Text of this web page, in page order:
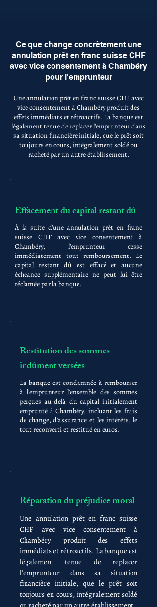
Ce que change concrètement une
annulation prêt en franc suisse CHF
avec vice consentement à Chambéry
pour l'emprunteur
Une annulation prêt en franc suisse CHF avec
vice consentement à Chambéry produit des
effets immédiats et rétroactifs. La banque est
légalement tenue de replacer l'emprunteur dans
sa situation financière initiale, que le prêt soit
toujours en cours, intégralement soldé ou
racheté par un autre établissement.
Effacement du capital restant dû
À la suite d'une annulation prêt en franc
suisse CHF avec vice consentement à
Chambéry, l'emprunteur cesse
immédiatement tout remboursement. Le
capital restant dû est effacé et aucune
échéance supplémentaire ne peut lui être
réclamée par la banque.
Restitution des sommes
indûment versées
La banque est condamnée à rembourser
à l'emprunteur l'ensemble des sommes
perçues au-delà du capital initialement
emprunté à Chambéry, incluant les frais
de change, d'assurance et les intérêts, le
tout reconverti et restitué en euros.
Réparation du préjudice moral
Une annulation prêt en franc suisse
CHF avec vice consentement à
Chambéry produit des effets
immédiats et rétroactifs. La banque est
légalement tenue de replacer
l'emprunteur dans sa situation
financière initiale, que le prêt soit
toujours en cours, intégralement soldé
ou racheté par un autre établissement.